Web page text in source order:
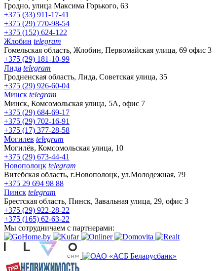
Гродно, улица Максима Горького, 63
+375 (33) 911-17-41
+375 (29) 770-98-54
+375 (152) 624-122
Жлобин telegram
Гомельская область, Жлобин, Первомайская улица, 69 офис 3
+375 (29) 181-10-99
Лида telegram
Гродненская область, Лида, Советская улица, 35
+375 (29) 926-60-04
Минск telegram
Минск, Комсомольская улица, 5А, офис 7
+375 (29) 684-69-17
+375 (29) 702-16-91
+375 (17) 377-28-58
Могилев telegram
Могилёв, Комсомольская улица, 10
+375 (29) 673-44-41
Новополоцк telegram
Витебская область, г.Новополоцк, ул.Молодежная, 79
+375 29 694 98 88
Пинск telegram
Брестская область, Пинск, Завальная улица, 29, офис 3
+375 (29) 922-28-22
+375 (165) 62-63-22
Мы сотрудничаем с партнерами: